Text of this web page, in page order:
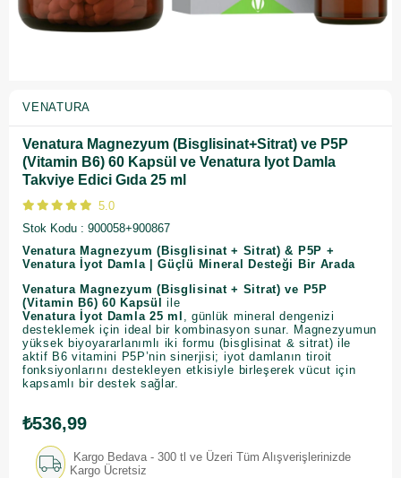
VENATURA
Venatura Magnezyum (Bisglisinat+Sitrat) ve P5P
(Vitamin B6) 60 Kapsül ve Venatura Iyot Damla
Takviye Edici Gıda 25 ml
5.0
Stok Kodu
900058+900867
Venatura Magnezyum (Bisglisinat + Sitrat) & P5P +
Venatura İyot Damla | Güçlü Mineral Desteği Bir Arada
Venatura Magnezyum (Bisglisinat + Sitrat) ve P5P
(Vitamin B6) 60 Kapsül
ile
Venatura İyot Damla 25 ml , günlük mineral dengenizi
desteklemek için ideal bir kombinasyon sunar. Magnezyumun
yüksek biyoyararlanımlı iki formu (bisglisinat & sitrat) ile
aktif B6 vitamini P5P’nin sinerjisi; iyot damlanın tiroit
fonksiyonlarını destekleyen etkisiyle birleşerek vücut için
kapsamlı bir destek sağlar.
₺536,99
Kargo Bedava - 300 tl ve Üzeri Tüm Alışverişlerinizde
Kargo Ücretsiz